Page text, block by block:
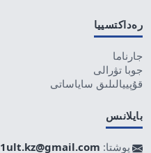
رەداكتسييا
جارناما
جوبا تۋرالى
قۇپييالىلىق ساياساتى
بايلانىس
پوشتا: 1ult.kz@gmail.com